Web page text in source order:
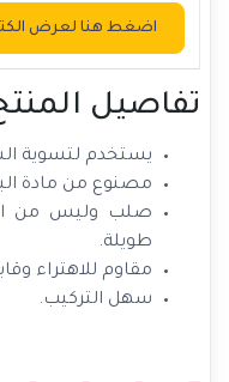
اضغط هنا لعرض
تفاصيل
يستخدم لتسوية
مصنوع من مادة
صلب وليس من
طويلة.
مقاوم للاهتراء
سهل التركيب.